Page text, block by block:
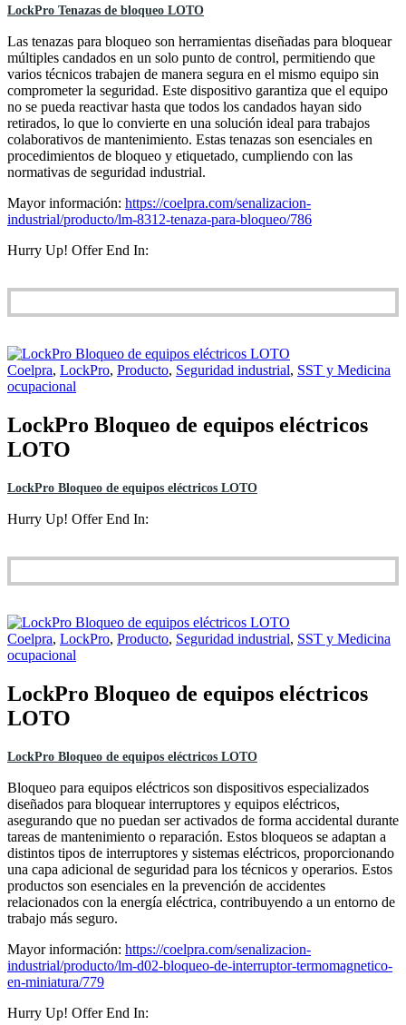
LockPro Tenazas de bloqueo LOTO
Las tenazas para bloqueo son herramientas diseñadas para bloquear
múltiples candados en un solo punto de control, permitiendo que
varios técnicos trabajen de manera segura en el mismo equipo sin
comprometer la seguridad. Este dispositivo garantiza que el equipo
no se pueda reactivar hasta que todos los candados hayan sido
retirados, lo que lo convierte en una solución ideal para trabajos
colaborativos de mantenimiento. Estas tenazas son esenciales en
procedimientos de bloqueo y etiquetado, cumpliendo con las
normativas de seguridad industrial.
Mayor información: https://coelpra.com/senalizacion-
industrial/producto/lm-8312-tenaza-para-bloqueo/786
Hurry Up! Offer End In:
Coelpra, LockPro, Producto, Seguridad industrial, SST y Medicina
ocupacional
LockPro Bloqueo de equipos eléctricos
LOTO
LockPro Bloqueo de equipos eléctricos LOTO
Hurry Up! Offer End In:
Coelpra, LockPro, Producto, Seguridad industrial, SST y Medicina
ocupacional
LockPro Bloqueo de equipos eléctricos
LOTO
LockPro Bloqueo de equipos eléctricos LOTO
Bloqueo para equipos eléctricos son dispositivos especializados
diseñados para bloquear interruptores y equipos eléctricos,
asegurando que no puedan ser activados de forma accidental durante
tareas de mantenimiento o reparación. Estos bloqueos se adaptan a
distintos tipos de interruptores y sistemas eléctricos, proporcionando
una capa adicional de seguridad para los técnicos y operarios. Estos
productos son esenciales en la prevención de accidentes
relacionados con la energía eléctrica, contribuyendo a un entorno de
trabajo más seguro.
Mayor información: https://coelpra.com/senalizacion-
industrial/producto/lm-d02-bloqueo-de-interruptor-termomagnetico-
en-miniatura/779
Hurry Up! Offer End In: